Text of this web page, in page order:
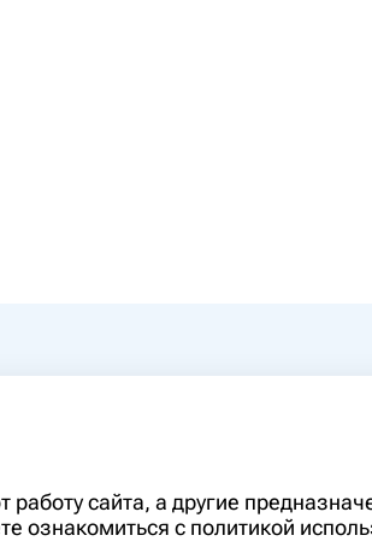
Информация, представленная на
диагностики и лечения и не может
необходимо ознакомиться с
сайта, а другие
с политикой